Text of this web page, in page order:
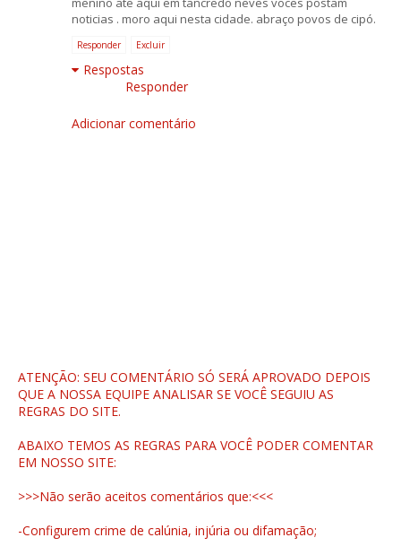
noticias . moro aqui nesta cidade. abraço povos de cipó.
Responder Excluir
Respostas
Responder
Adicionar comentário
ATENÇÃO: SEU COMENTÁRIO SÓ SERÁ APROVADO DEPOIS
QUE A NOSSA EQUIPE ANALISAR SE VOCÊ SEGUIU AS
REGRAS DO SITE.
ABAIXO TEMOS AS REGRAS PARA VOCÊ PODER COMENTAR
EM NOSSO SITE:
>>>Não serão aceitos comentários que:<<<
-Configurem crime de calúnia, injúria ou difamação;